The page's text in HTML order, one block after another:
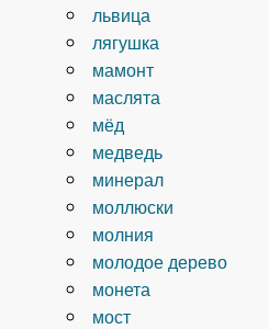
львица
лягушка
мамонт
маслята
мёд
медведь
минерал
моллюски
молния
молодое дерево
монета
мост